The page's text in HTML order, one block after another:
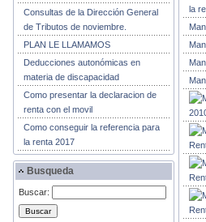
la
Consultas de la Dirección General
de Tributos de noviembre.
PLAN LE LLAMAMOS
Deducciones autonómicas en
materia de discapacidad
Como presentar la declaracion de
renta con el movil
Como conseguir la referencia para
la renta 2017
Busqueda
Buscar: